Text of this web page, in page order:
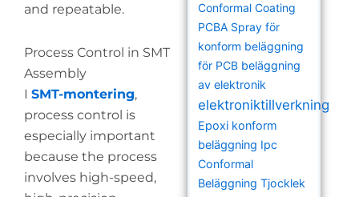
and repeatable.
Process Control in SMT
Assembly
I SMT-montering,
process control is
especially important
because the process
involves high-speed,
Conformal Coating
PCBA Spray för
konform beläggning
för PCB beläggning
av elektronik
elektroniktillverkning
Epoxi konform
beläggning Ipc
Conformal
Beläggning Tjocklek